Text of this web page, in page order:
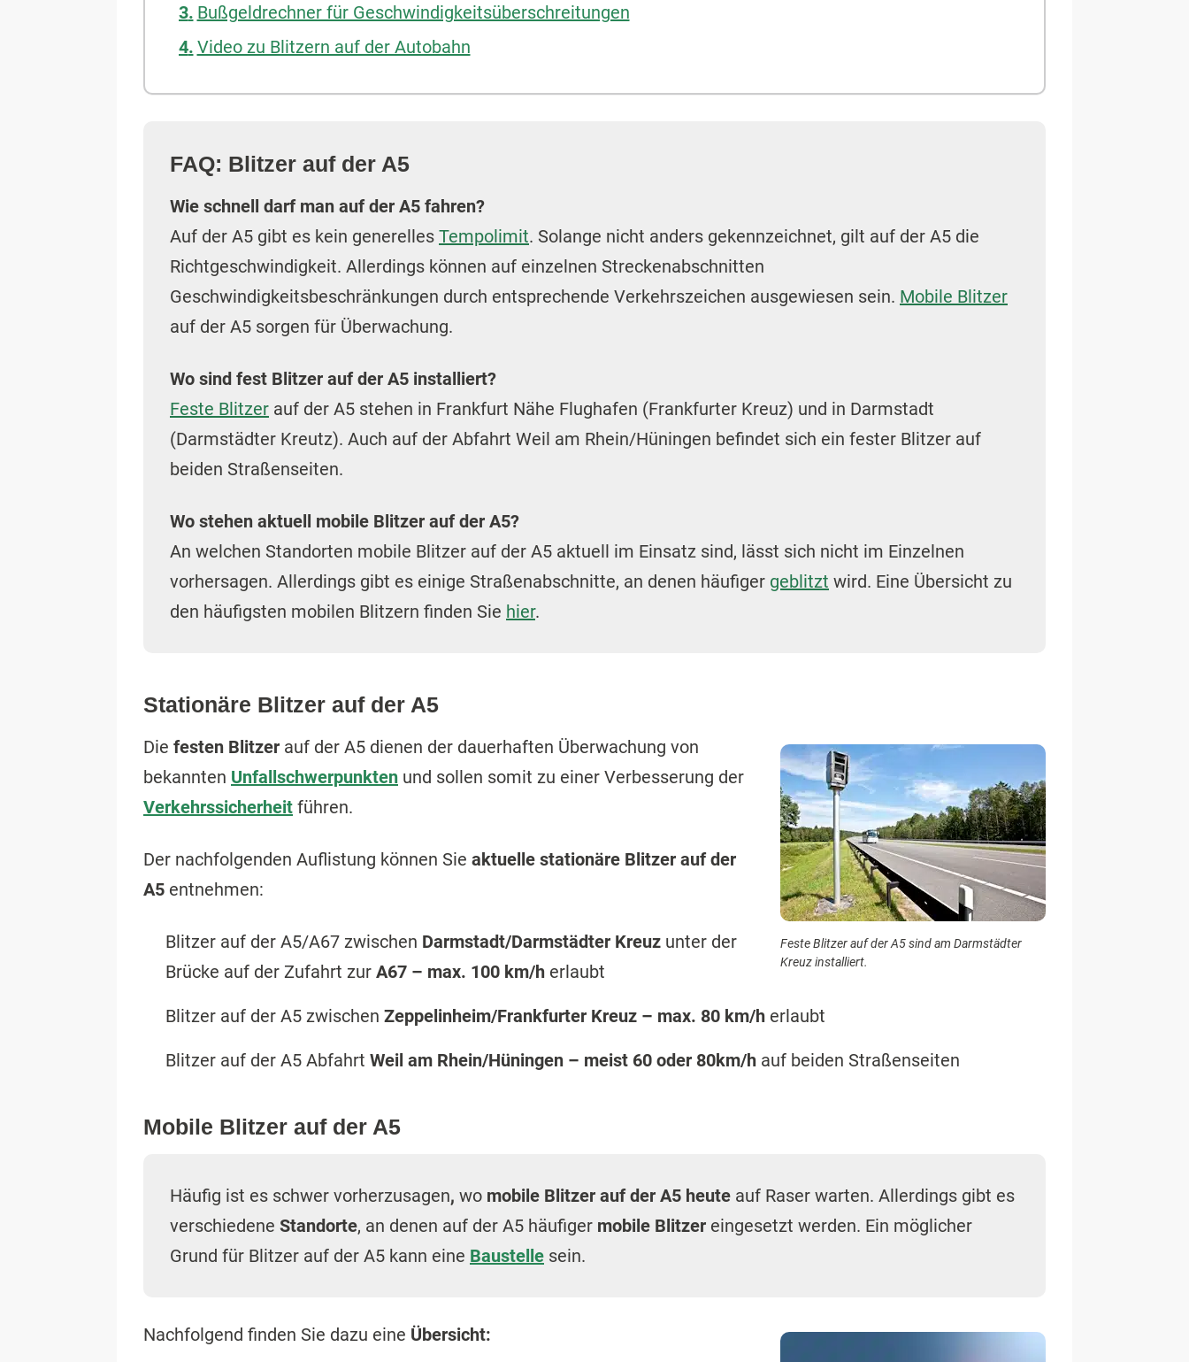
Bußgeldrechner für Geschwindigkeitsüberschreitungen
Video zu Blitzern auf der Autobahn
FAQ: Blitzer auf der A5
Wie schnell darf man auf der A5 fahren?
Auf der A5 gibt es kein generelles Tempolimit. Solange nicht anders gekennzeichnet, gilt auf der A5 die
Richtgeschwindigkeit. Allerdings können auf einzelnen Streckenabschnitten
Geschwindigkeitsbeschränkungen durch entsprechende Verkehrszeichen ausgewiesen sein. Mobile Blitzer
auf der A5 sorgen für Überwachung.
Wo sind fest Blitzer auf der A5 installiert?
Feste Blitzer auf der A5 stehen in Frankfurt Nähe Flughafen (Frankfurter Kreuz) und in Darmstadt
(Darmstädter Kreutz). Auch auf der Abfahrt Weil am Rhein/Hüningen befindet sich ein fester Blitzer auf
beiden Straßenseiten.
Wo stehen aktuell mobile Blitzer auf der A5?
An welchen Standorten mobile Blitzer auf der A5 aktuell im Einsatz sind, lässt sich nicht im Einzelnen
vorhersagen. Allerdings gibt es einige Straßenabschnitte, an denen häufiger geblitzt wird. Eine Übersicht zu
den häufigsten mobilen Blitzern finden Sie hier.
Stationäre Blitzer auf der A5
Feste Blitzer auf der A5 sind am Darmstädter
Kreuz installiert.
Die festen Blitzer auf der A5 dienen der dauerhaften Überwachung von
bekannten Unfallschwerpunkten und sollen somit zu einer Verbesserung der
Verkehrssicherheit führen.
Der nachfolgenden Auflistung können Sie aktuelle stationäre Blitzer auf der
A5 entnehmen:
Blitzer auf der A5/A67 zwischen Darmstadt/Darmstädter Kreuz unter der
Brücke auf der Zufahrt zur A67 – max. 100 km/h erlaubt
Blitzer auf der A5 zwischen Zeppelinheim/Frankfurter Kreuz – max. 80 km/h erlaubt
Blitzer auf der A5 Abfahrt Weil am Rhein/Hüningen – meist 60 oder 80km/h auf beiden Straßenseiten
Mobile Blitzer auf der A5
Häufig ist es schwer vorherzusagen, wo mobile Blitzer auf der A5 heute auf Raser warten. Allerdings gibt es
verschiedene Standorte, an denen auf der A5 häufiger mobile Blitzer eingesetzt werden. Ein möglicher
Grund für Blitzer auf der A5 kann eine Baustelle sein.
Nachfolgend finden Sie dazu eine Übersicht: